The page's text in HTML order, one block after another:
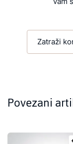
Zatraži
Povezani